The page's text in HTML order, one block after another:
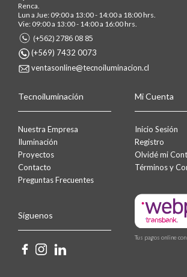
Renca.
Lun a Jue: 09:00 a 13:00 - 14:00 a 18:00 hrs.
Vie: 09:00 a 13:00 - 14:00 a 16:00 hrs.
(+562) 2786 08 85
(+569) 7432 0073
ventasonline@tecnoiluminacion.cl
Tecnoiluminación
Nuestra Empresa
Iluminación
Proyectos
Contacto
Preguntas Frecuentes
Síguenos
Mi Cuenta
Inicio Sesión
Registro
Olvidé mi
Términos y
Tus pagos online